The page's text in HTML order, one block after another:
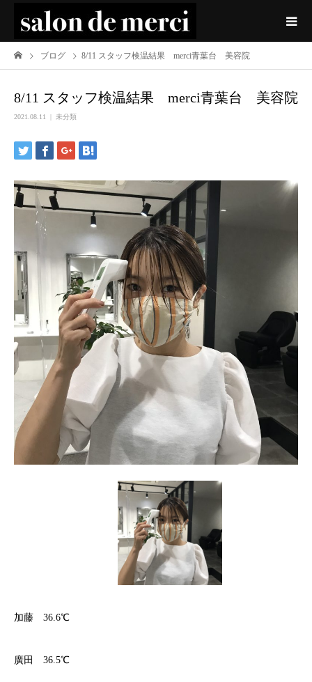
ブログ 8/11 スタッフ検温結果 merci青葉台 美容院
8/11 スタッフ検温結果 merci青葉台 美容院
2021.08.11 未分類
加藤 36.6℃
廣田 36.5℃